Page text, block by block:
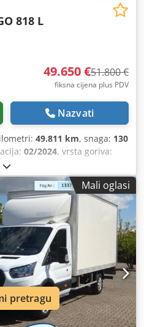
818 L
49.650 €51.800 €
fiksna cijena plus PDV
Nazvati
49.811 km, snaga: 130
02/2024, vrsta goriva:
, konfiguracija osovina:
automatski, volumen
prostora za utovar: 6.070
2.490 mm
, visina
, Godina proizvodnje: 2024,
stabilnosti (ESP),
uređaj,
Mali oglasi
pretragu